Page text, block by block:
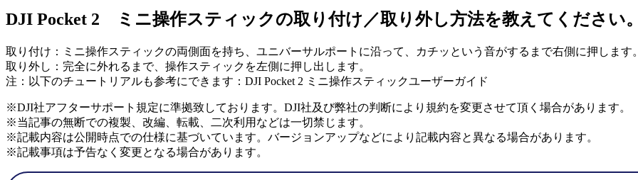
DJI Pocket 2 ミニ操作スティックの取り付け／取り外し方法を教えてください
取り付け：ミニ操作スティックの両側面を持ち、ユニバーサルポートに沿って、カチッという音がするまで右側に押します
取り外し：完全に外れるまで、操作スティックを左側に押し出します。
注：以下のチュートリアルも参考にできます：DJI Pocket 2 ミニ操作スティックユーザーガイド
※DJI社アフターサポート規定に準拠致しております。DJI社及び弊社の判断により規約を変更させて頂く場合があります。
※当記事の無断での複製、改編、転載、二次利用などは一切禁じます。
※記載内容は公開時点での仕様に基づいています。バージョンアップなどにより記載内容と異なる場合があります。
※記載事項は予告なく変更となる場合があります。